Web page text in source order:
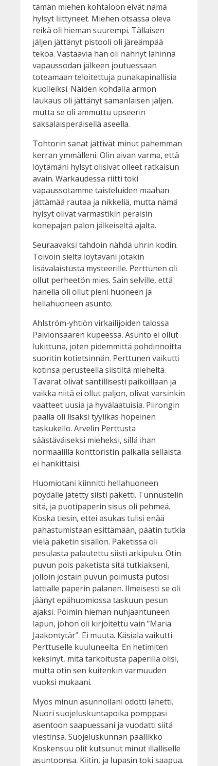
tämän miehen kohtaloon eivät nämä
hylsyt liittyneet. Miehen otsassa oleva
reikä oli hieman suurempi. Tällaisen
jäljen jättänyt pistooli oli järeämpää
tekoa. Vastaavia hän oli nähnyt lähinnä
vapaussodan jälkeen joutuessaan
toteamaan teloitettuja punakapinallisia
kuolleiksi. Näiden kohdalla armon
laukaus oli jättänyt samanlaisen jäljen,
mutta se oli ammuttu upseerin
saksalaisperäisellä aseella.
Tohtorin sanat jättivät minut pahemman
kerran ymmälleni. Olin aivan varma, että
löytämäni hylsyt olisivat olleet ratkaisun
avain. Warkaudessa riitti toki
vapaussotamme taisteluiden maahan
jättämää rautaa ja nikkeliä, mutta nämä
hylsyt olivat varmastikin peräisin
konepajan palon jälkeiseltä ajalta.
Seuraavaksi tahdoin nähdä uhrin kodin.
Toivoin sieltä löytäväni jotakin
lisävalaistusta mysteerille. Perttunen oli
ollut perheetön mies. Sain selville, että
hänellä oli ollut pieni huoneen ja
hellahuoneen asunto.
Ahlström-yhtiön virkailijoiden talossa
Päiviönsaaren kupeessa. Asunto ei ollut
lukittuna, joten pidemmittä pohdinnoitta
suoritin kotietsinnän. Perttunen vaikutti
kotinsa perusteella siistiltä mieheltä.
Tavarat olivat säntillisesti paikoillaan ja
vaikka niitä ei ollut paljon, olivat varsinkin
vaatteet uusia ja hyvälaatuisia. Piirongin
päällä oli lisäksi tyylikäs hopeinen
taskukello. Arvelin Perttusta
säästäväiseksi mieheksi, sillä ihan
normaalilla konttoristin palkalla sellaista
ei hankittaisi.
Huomiotani kiinnitti hellahuoneen
pöydälle jätetty siisti paketti. Tunnustelin
sitä, ja puotipaperin sisus oli pehmeä.
Koska tiesin, ettei asukas tulisi enää
pahastumistaan esittämään, päätin tutkia
vielä paketin sisällön. Paketissa oli
pesulasta palautettu siisti arkipuku. Otin
puvun pois paketista sitä tutkiakseni,
jolloin jostain puvun poimusta putosi
lattialle paperin palanen. Ilmeisesti se oli
jäänyt epähuomiossa taskuun pesun
ajaksi. Poimin hieman nuhjaantuneen
lapun, johon oli kirjoitettu vain ”Maria
Jaakontytär”. Ei muuta. Käsiala vaikutti
Perttuselle kuuluneelta. En hetimiten
keksinyt, mitä tarkoitusta paperilla olisi,
mutta otin sen kuitenkin varmuuden
vuoksi mukaani.
Myös minun asunnollani odotti lähetti.
Nuori suojeluskuntapoika pomppasi
asentoon saapuessani ja vuodatti siitä
viestinsä. Suojeluskunnan päällikkö
Koskensuu olit kutsunut minut illalliselle
asuntoonsa. Kiitin, ja lupasin toki saapua.